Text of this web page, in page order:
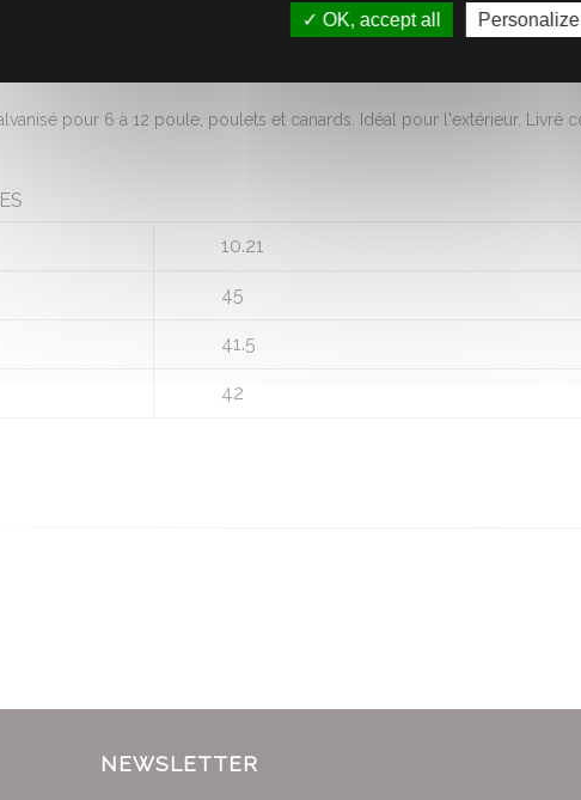
pour 6 à 12 poule, poulets et canards. Idéal pour l'extérieur. Livré
10.21
45
41.5
42
NEWSLETTER
OK, accept all Personalize